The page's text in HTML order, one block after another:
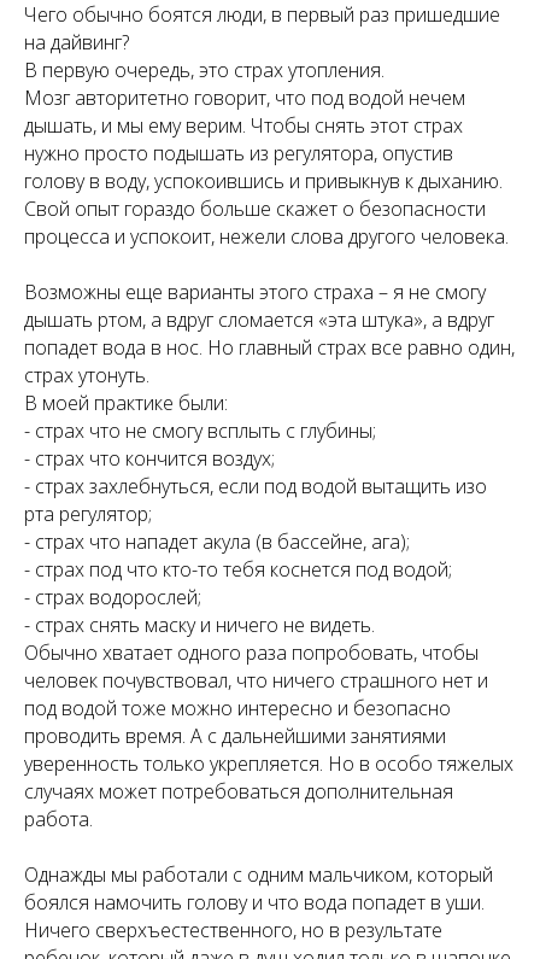
Чего обычно боятся люди, в первый раз пришедшие
на дайвинг?
В первую очередь, это страх утопления.
Мозг авторитетно говорит, что под водой нечем
дышать, и мы ему верим. Чтобы снять этот страх
нужно просто подышать из регулятора, опустив
голову в воду, успокоившись и привыкнув к дыханию.
Свой опыт гораздо больше скажет о безопасности
процесса и успокоит, нежели слова другого человека.
Возможны еще варианты этого страха – я не смогу
дышать ртом, а вдруг сломается «эта штука», а вдруг
попадет вода в нос. Но главный страх все равно один,
страх утонуть.
В моей практике были:
- страх что не смогу всплыть с глубины;
- страх что кончится воздух;
- страх захлебнуться, если под водой вытащить изо
рта регулятор;
- страх что нападет акула (в бассейне, ага);
- страх под что кто-то тебя коснется под водой;
- страх водорослей;
- страх снять маску и ничего не видеть.
Обычно хватает одного раза попробовать, чтобы
человек почувствовал, что ничего страшного нет и
под водой тоже можно интересно и безопасно
проводить время. А с дальнейшими занятиями
уверенность только укрепляется. Но в особо тяжелых
случаях может потребоваться дополнительная
работа.
Однажды мы работали с одним мальчиком, который
боялся намочить голову и что вода попадет в уши.
Ничего сверхъестественного, но в результате